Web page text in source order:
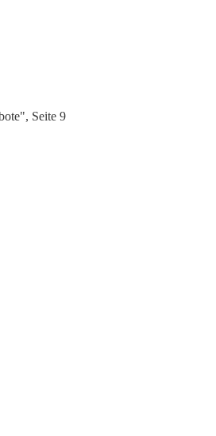
Seite 9